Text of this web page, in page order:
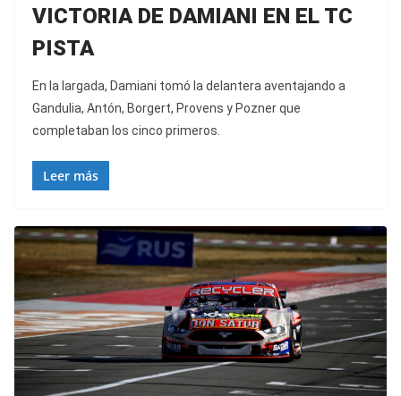
VICTORIA DE DAMIANI EN EL TC
PISTA
En la largada, Damiani tomó la delantera aventajando a
Gandulia, Antón, Borgert, Provens y Pozner que
completaban los cinco primeros.
Leer más